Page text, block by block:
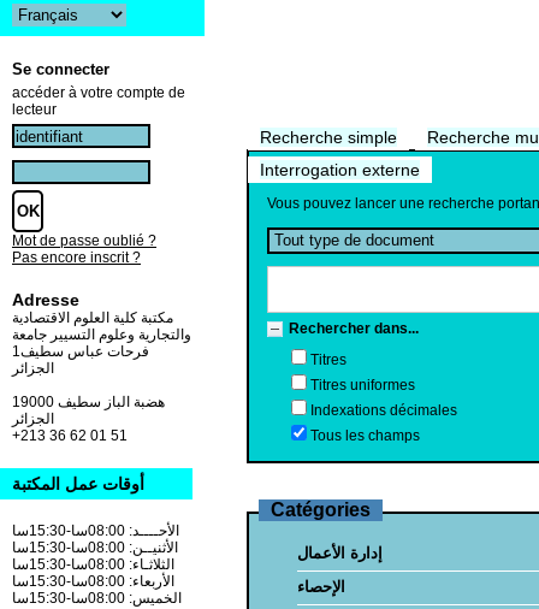
Recherche simple
Recherche
Interrogation externe
Vous pouvez lancer une recherche
Rechercher dans...
Titres
Titres uniformes
Indexations décimales
Tous les champs
Catégories
إدارة الأعمال
الإحصاء
Se connecter
accéder à votre compte de
lecteur
Mot de passe oublié ?
Pas encore inscrit ?
Adresse
مكتبة كلية العلوم الاقتصادية
والتجارية وعلوم التسيير جامعة
فرحات عباس سطيف1
الجزائر
19000 هضبة الباز سطيف
+213 36 62 01 51
أوقات عمل المكتبة
الأحــــد: 08:00سا-15:30سا
الأثنيــن: 08:00سا-15:30سا
الثلاثـاء: 08:00سا-15:30سا
الأربعاء: 08:00سا-15:30سا
الخميس: 08:00سا-15:30سا